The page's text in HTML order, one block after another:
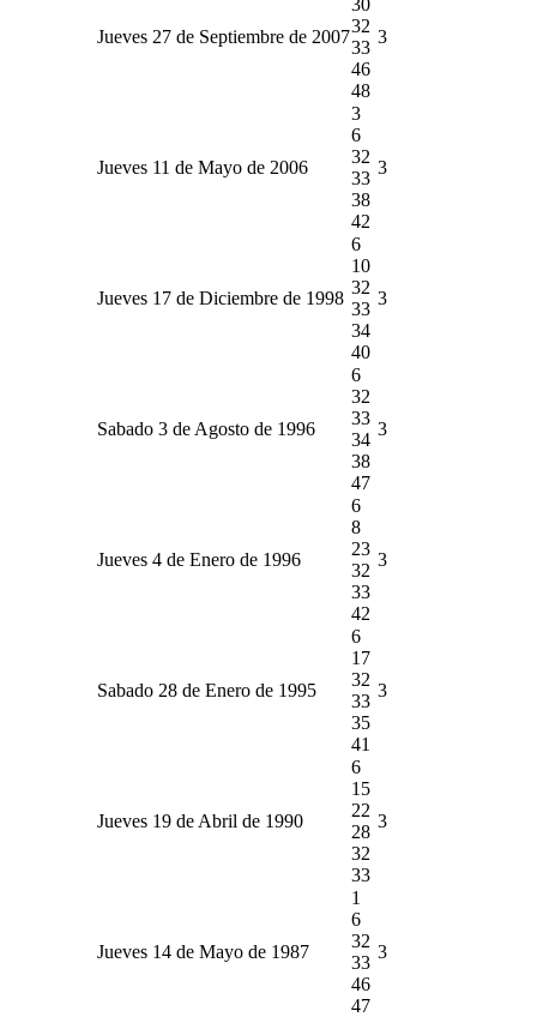
Jueves 27 de Septiembre de 2007
32
33
46
48
3
Jueves 11 de Mayo de 2006
3
6
32
33
38
42
3
Jueves 17 de Diciembre de 1998
6
10
32
33
34
40
3
Sabado 3 de Agosto de 1996
6
32
33
34
38
47
3
Jueves 4 de Enero de 1996
6
8
23
32
33
42
3
Sabado 28 de Enero de 1995
6
17
32
33
35
41
3
Jueves 19 de Abril de 1990
6
15
22
28
32
33
3
Jueves 14 de Mayo de 1987
1
6
32
33
46
47
3